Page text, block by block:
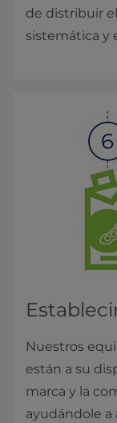
de distribuir
sistemática y
Nuestros
están a su
marca y la
ayudándole a